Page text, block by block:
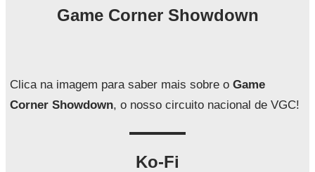
a
Game Corner Showdown
Clica na imagem para saber mais sobre o Game
Corner Showdown, o nosso circuito nacional de VGC!
Ko-Fi